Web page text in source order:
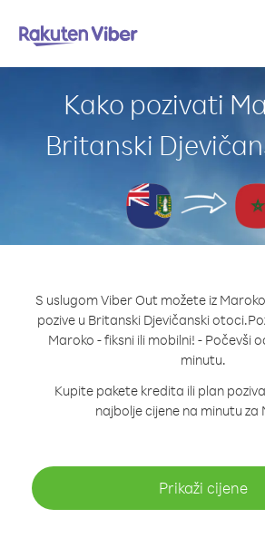
Kako pozivati
Britanski
S uslugom Viber Out možete iz
pozive u Britanski Djevičanski otoci.
Maroko - fiksni ili mobilni! - Počevši
minutu.
Kupite pakete kredita ili plan
najbolje cijene na minutu za
Prikaži cijene